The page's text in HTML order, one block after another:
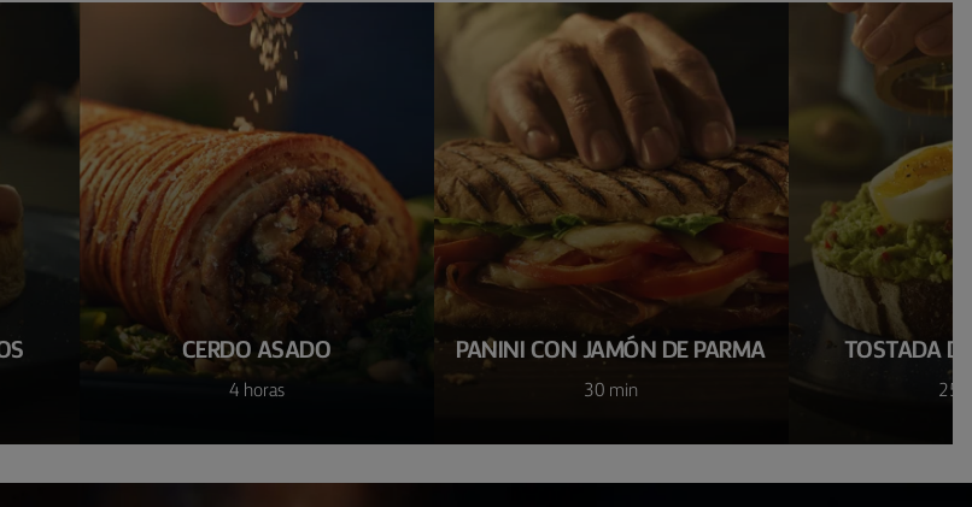
CERDO ASADO
4 horas
PANINI CON JAMÓN DE PARMA
30 min
TOSTADA
25